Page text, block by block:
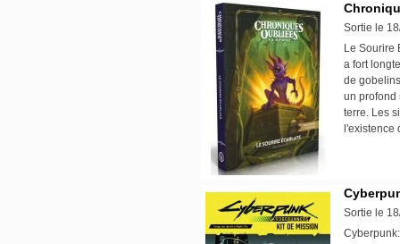
Sortie le
Le Sourire
a fort
de
un profond
terre. Les
Sortie le